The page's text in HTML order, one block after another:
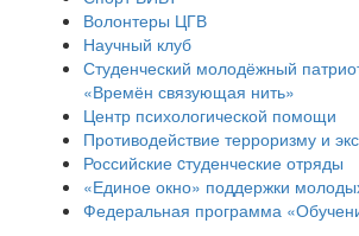
Волонтеры ЦГВ
Научный клуб
Студенческий молодёжный
«Времён связующая нить»
Центр психологической помощи
Противодействие терроризму и
Российские cтуденческие отряды
«Единое окно» поддержки
Федеральная программа